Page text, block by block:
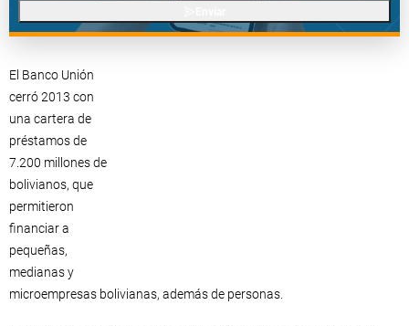
El Banco Unión
cerró 2013 con
una cartera de
préstamos de
7.200 millones de
bolivianos, que
permitieron
financiar a
pequeñas,
medianas y
microempresas bolivianas, además de personas.